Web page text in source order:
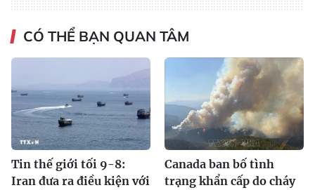
CÓ THỂ BẠN QUAN TÂM
Tin thế giới tối 9-8:
Iran đưa ra điều kiện với
Canada ban bố tình
trạng khẩn cấp do cháy